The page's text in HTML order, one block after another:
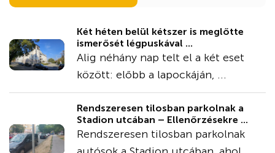
Két héten belül kétszer is meglőtte
ismerősét légpuskával ...
Alig néhány nap telt el a két eset
között: előbb a lapockáján, ...
Rendszeresen tilosban parkolnak a
Stadion utcában – Ellenőrzésekre ...
Rendszeresen tilosban parkolnak